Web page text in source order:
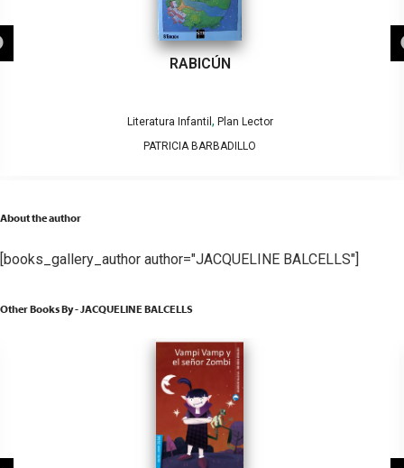
RABICÚN
Literatura Infantil , Plan Lector
PATRICIA BARBADILLO
About the author
[books_gallery_author author="JACQUELINE BALCELLS"]
Other Books By - JACQUELINE BALCELLS